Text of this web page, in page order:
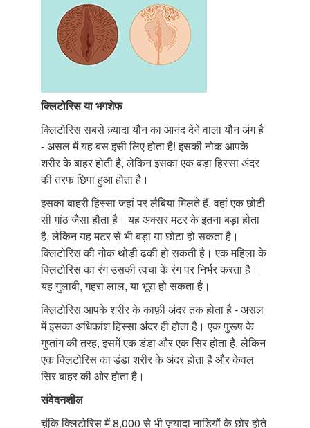
क्लिटोरिसयाभगशेफ
क्लिटोरिस सबसे ज़्यादा यौन का आनंद देने वाला यौन अंग है
- असल में यह बस इसी लिए होता है! इसकी नोक आपके
शरीर के बाहर होती है, लेकिन इसका एक बड़ा हिस्सा अंदर
की तरफ छिपा हुआ होता है।
इसका बाहरी हिस्सा जहां पर लैबिया मिलते हैं, वहां एक छोटी
सी गांठ जैसा हौता है। यह अक्सर मटर के इतना बड़ा होता
है, लेकिन यह मटर से भी बड़ा या छोटा हो सकता है।
क्लिटोरिस की नोक थोड़ी ढकी हो सकती है। एक महिला के
क्लिटोरिस का रंग उसकी त्वचा के रंग पर निर्भर करता है।
यह गुलाबी, गहरा लाल, या भूरा हो सकता है।
क्लिटोरिस आपके शरीर के काफ़ी अंदर तक होता है - असल
में इसका अधिकांश हिस्सा अंदर ही होता है। एक पुरूष के
गुप्तांग की तरह, इसमें एक डंडा और एक सिर होता है, लेकिन
एक क्लिटोरिस का डंडा शरीर के अंदर होता है और केवल
सिर बाहर की ओर होता है।
संवेदनशील
चूंकि क्लिटोरिस में 8,000 से भी ज़यादा नाड़ियों के छोर होते